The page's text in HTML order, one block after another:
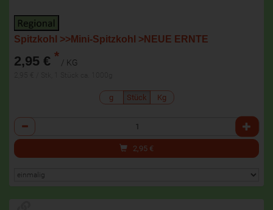
Spitzkohl >>Mini-Spitzkohl >NEUE ERNTE
2,95 € * / KG
g Stück Kg
Anzahl
2,95 €